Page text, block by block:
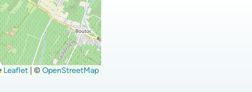
Leaflet | © OpenStreetMap